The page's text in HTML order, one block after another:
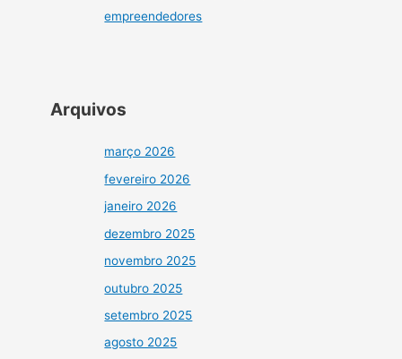
empreendedores
Arquivos
março 2026
fevereiro 2026
janeiro 2026
dezembro 2025
novembro 2025
outubro 2025
setembro 2025
agosto 2025